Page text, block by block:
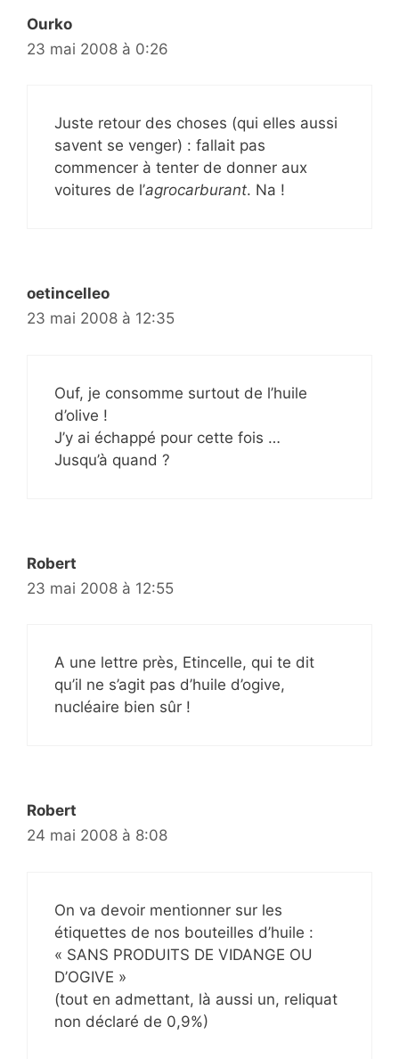
Ourko
23 mai 2008 à 0:26
Juste retour des choses (qui elles aussi
savent se venger) : fallait pas
commencer à tenter de donner aux
voitures de l’agrocarburant. Na !
oetincelleo
23 mai 2008 à 12:35
Ouf, je consomme surtout de l’huile
d’olive !
J’y ai échappé pour cette fois …
Jusqu’à quand ?
Robert
23 mai 2008 à 12:55
A une lettre près, Etincelle, qui te dit
qu’il ne s’agit pas d’huile d’ogive,
nucléaire bien sûr !
Robert
24 mai 2008 à 8:08
On va devoir mentionner sur les
étiquettes de nos bouteilles d’huile :
« SANS PRODUITS DE VIDANGE OU
D’OGIVE »
(tout en admettant, là aussi un, reliquat
non déclaré de 0,9%)